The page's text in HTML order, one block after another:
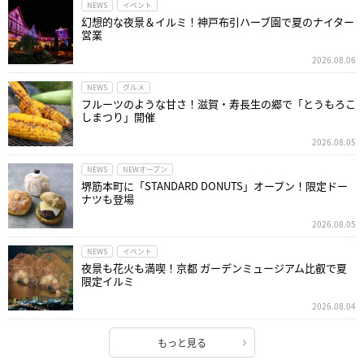
NEWS イベント
幻想的な夜景＆イルミ！神戸布引ハーブ園で夏のナイター
営業
2026.08.06
NEWS グルメ
フルーツのような甘さ！滋賀・寿長生の郷で「とうもろこ
しまつり」開催
2026.08.05
NEWS NEWオープン
堺筋本町に「STANDARD DONUTS」オープン！限定ドー
ナツも登場
2026.08.05
NEWS イベント
夜景も花火も満喫！京都 ガーデンミュージアム比叡で夏
限定イルミ
2026.08.04
もっと見る